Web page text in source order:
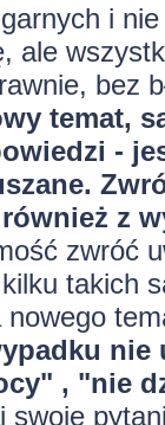
i
ale
bez
temat,
-
z
zwróć
takich
nowego
, "nie
swoje